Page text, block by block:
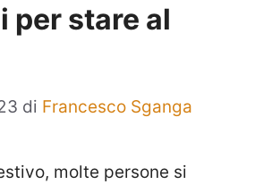
per stare al
di Francesco Sganga
molte persone si